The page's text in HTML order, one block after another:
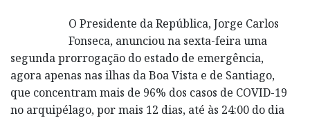
O Presidente da República, Jorge Carlos
Fonseca, anunciou na sexta-feira uma
segunda prorrogação do estado de emergência,
agora apenas nas ilhas da Boa Vista e de Santiago,
que concentram mais de 96% dos casos de COVID-19
no arquipélago, por mais 12 dias, até às 24:00 do dia